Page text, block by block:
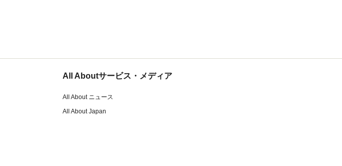
All Aboutサービス・メディア
All About ニュース
All About Japan